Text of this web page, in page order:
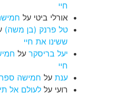
חיי
אורלי ביטי על
טל פרנק (בן משה)
ששינו את חיי
יעל בריסקר על
חיי
ענת על חמישה
רועי על לעולם אל